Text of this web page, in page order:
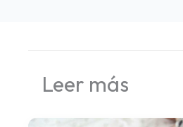
Leer más